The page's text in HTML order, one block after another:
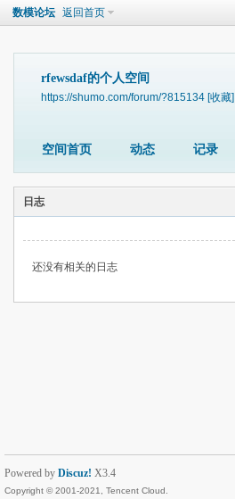
数模论坛 返回首页
rfewsdaf的个人空间
https://shumo.com/forum/?815134 [收藏]
空间首页 动态 记录
日志
还没有相关的日志
Powered by Discuz! X3.4
Copyright © 2001-2021, Tencent Cloud.